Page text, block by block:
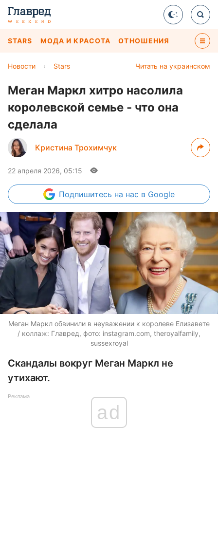
STARS МОДА И КРАСОТА ОТНОШЕНИЯ
Читать на украинском
Новости › Stars
Меган Маркл хитро насолила
королевской семье - что она
сделала
Кристина Трохимчук
22 апреля 2026, 05:15
Подпишитесь на нас в Google
Меган Маркл обвинили в неуважении к королеве Елизавете
/ коллаж: Главред, фото: instagram.com, theroyalfamily,
sussexroyal
Скандалы вокруг Меган Маркл не
утихают.
Реклама
ad